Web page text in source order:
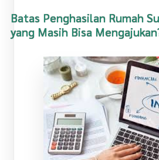
Batas Penghasilan Rumah
yang Masih Bisa